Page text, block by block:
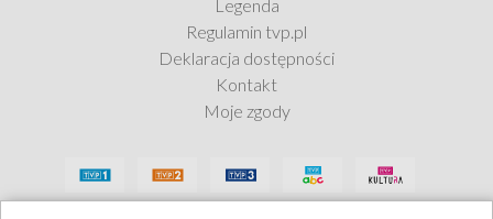
Bo oszalałem dla niej
Legenda
Regulamin tvp.pl
Deklaracja dostępności
Kontakt
Moje zgody